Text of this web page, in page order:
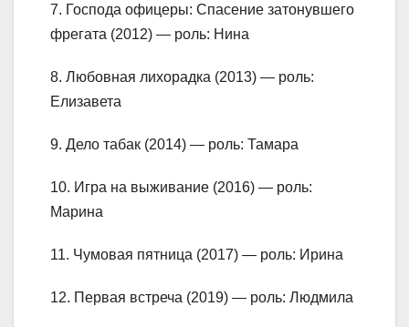
7. Господа офицеры: Спасение затонувшего
фрегата (2012) — роль: Нина
8. Любовная лихорадка (2013) — роль:
Елизавета
9. Дело табак (2014) — роль: Тамара
10. Игра на выживание (2016) — роль:
Марина
11. Чумовая пятница (2017) — роль: Ирина
12. Первая встреча (2019) — роль: Людмила